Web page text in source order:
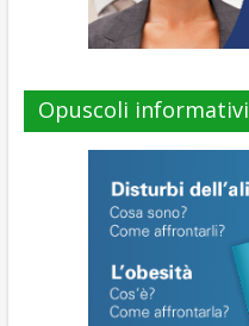
Opuscoli informativi